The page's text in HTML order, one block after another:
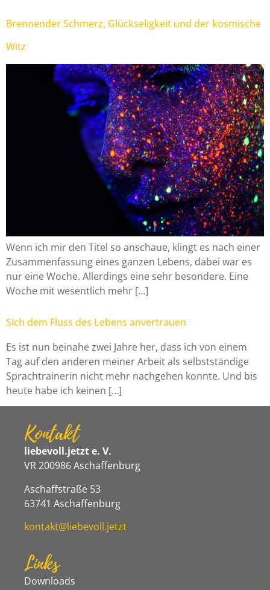
Brennender Schmerz, Glückseligkeit und der kosmische
Witz
Wenn ich mir den Titel so anschaue, klingt es nach einer
Zusammenfassung eines ganzen Lebens, dabei war es
nur eine Woche. Allerdings eine sehr besondere. Eine
Woche mit wesentlich mehr […]
Sich dem Fluss des Lebens anvertrauen
Es ist nun beinahe zwei Jahre her, dass ich von einem
Tag auf den anderen meiner Arbeit als selbstständige
Sprachtrainerin nicht mehr nachgehen konnte. Und bis
heute habe ich keinen […]
Kontakt
liebevoll.jetzt e. V.
VR 200986 Aschaffenburg
Aschaffstraße 53
63741 Aschaffenburg
kontakt@liebevoll.jetzt
Links
Downloads